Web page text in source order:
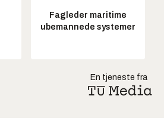
Fagleder maritime
ubemannede systemer
En tjeneste fra